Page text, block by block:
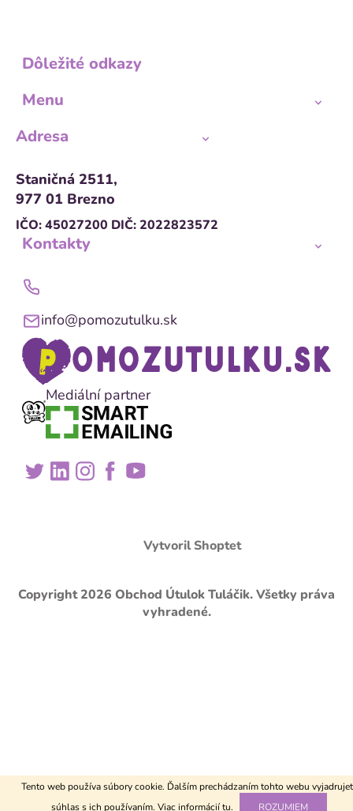
Tento web používa súbory cookie. Ďalším prechádzaním tohto webu
súhlas s ich používaním. Viac informáciítu. ROZUMIEM
Dôležité odkazy
Menu
Adresa
Staničná 2511,
977 01 Brezno
IČO: 45027200 DIČ: 2022823572
Kontakty
info@pomozutulku.sk
Mediální partner
Vytvoril Shoptet
Copyright 2026 Obchod Útulok Tuláčik. Všetky práva
vyhradené.